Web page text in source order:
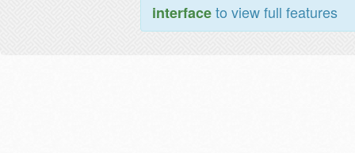
interfaceto view full features